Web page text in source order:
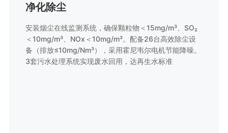
净化除尘
安装烟尘在线监测系统，确保颗粒物＜15mg/m³、SO₂
＜10mg/m³、NOx＜10mg/m³。配备26台高效除尘设
备（排放≤10mg/Nm³），采用霍尼韦尔电机节能降噪。
3套污水处理系统实现废水回用，达再生水标准